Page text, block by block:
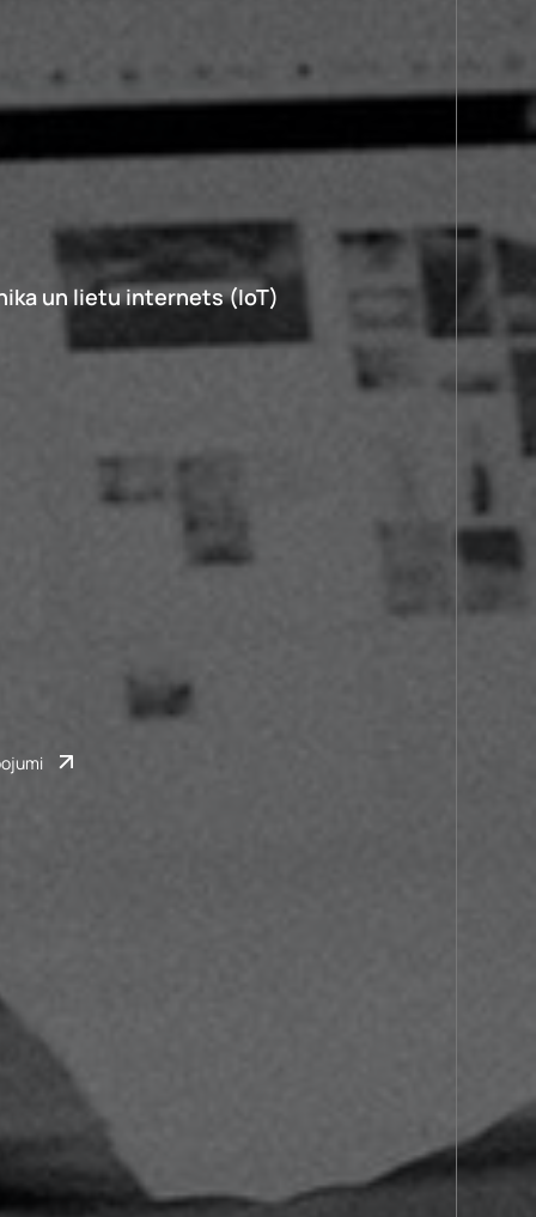
un lietu internets (IoT)